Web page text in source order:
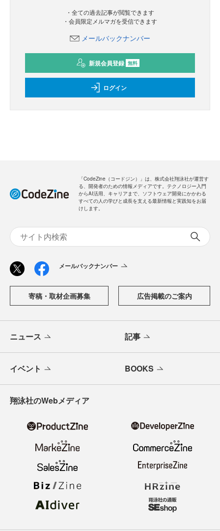
・全ての過去記事が閲覧できます
・会員限定メルマガを受信できます
メールバックナンバー
新規会員登録 無料
ログイン
「CodeZine（コードジン）」は、株式会社翔泳社が運営す
る、開発者のための情報メディアです。テクノロジー入門
からAI活用、キャリアまで、ソフトウェア開発にかかわる
すべての人の学びと成長を支える最新情報と実践知をお届
けします。
メールバックナンバー
寄稿・取材企画募集 広告掲載のご案内
ニュース 記事
イベント BOOKS
翔泳社のWebメディア